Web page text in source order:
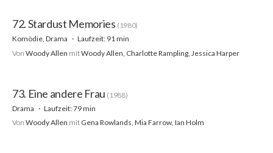
72. Stardust Memories (1980)
Komödie, Drama
Laufzeit: 91 min
Von Woody Allen mitWoody Allen, Charlotte Rampling, Jessica Harper
73. Eine andere Frau (1988)
Drama
Laufzeit: 79 min
Von Woody Allen mit Gena Rowlands, Mia Farrow, Ian Holm